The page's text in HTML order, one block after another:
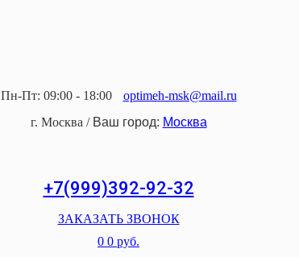
Пн-Пт: 09:00 - 18:00
optimeh-msk@mail.ru
г. Москва / Ваш город: Москва
+7(999)392-92-32
ЗАКАЗАТЬ ЗВОНОК
0 0 руб.